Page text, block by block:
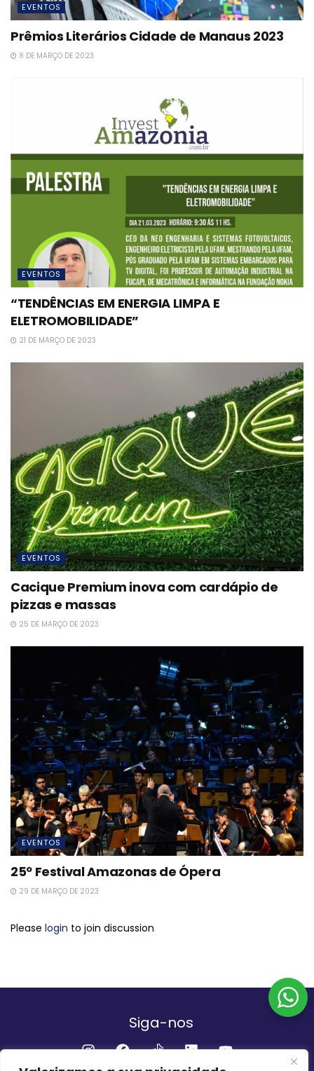
EVENTOS
Prêmios Literários Cidade de Manaus 2023
8 DE MARÇO DE 2023
EVENTOS
“TENDÊNCIAS EM ENERGIA LIMPA E
ELETROMOBILIDADE”
21 DE MARÇO DE 2023
EVENTOS
Cacique Premium inova com cardápio de
pizzas e massas
25 DE MARÇO DE 2023
EVENTOS
25º Festival Amazonas de Ópera
29 DE MARÇO DE 2023
Please login to join discussion
Siga-nos